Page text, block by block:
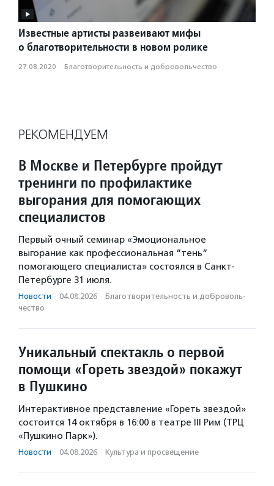
Известные артисты развеивают мифы
о благотворительности в новом ролике
27.08.2020 · Благотвори­тель­ность и доброволь­чест­во
РЕКОМЕНДУЕМ
В Москве и Петербурге пройдут
тренинги по профилактике
выгорания для помогающих
специалистов
Первый очный семинар «Эмоциональное
выгорание как профессиональная “тень“
помогающего специалиста» состоялся в Санкт-
Петербурге 31 июля.
Новости · 04.08.2026 · Благотвори­тель­ность и доброволь­
чест­во
Уникальный спектакль о первой
помощи «Гореть звездой» покажут
в Пушкино
Интерактивное представление «Гореть звездой»
состоится 14 октября в 16:00 в театре III Рим (ТРЦ
«Пушкино Парк»).
Новости · 04.08.2026 · Культура и просвещение